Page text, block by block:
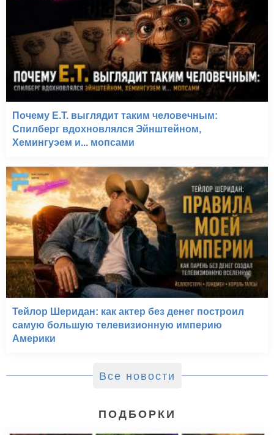
Почему E.T. выглядит таким человечным:
Спилберг вдохновлялся Эйнштейном,
Хемингуэем и... мопсами
Тейлор Шеридан: как актер без денег построил
самую большую телевизионную империю
Америки
Все новости
ПОДБОРКИ